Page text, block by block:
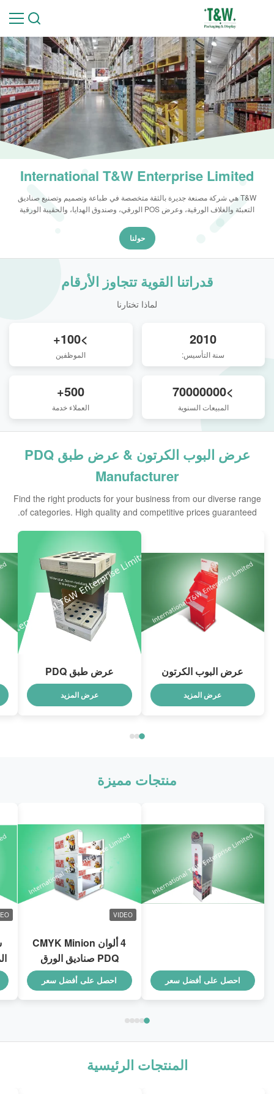
International T&W Enterprise Limited
T&W هي شركة مصنعة جديرة بالثقة متخصصة في طباعة وتصميم وتصنيع صناديق
التعبئة والغلاف الورقية، وعرض POS الورقي، وصندوق الهدايا، والحقيبة الورقية
حولنا
قدراتنا القوية تتجاوز الأرقام
لماذا تختارنا
2010
سنة التأسيس:
>100+
الموظفين
>70000000
المبيعات السنوية
500+
العملاء خدمة
عرض البوب الكرتون & عرض طبق PDQ
Manufacturer
Find the right products for your business from our diverse range
of categories. High quality and competitive prices guaranteed.
عرض البوب الكرتون
عرض المزيد
عرض طبق PDQ
عرض المزيد
منتجات مميزة
احصل على أفضل سعر
VIDEO
4 ألوان CMYK Minion
PDQ صناديق الورق
المقوى مع تصميم قابلة
للتراكم لعبوظة مشروبات
الأطفال
احصل على أفضل سعر
المنتجات الرئيسية